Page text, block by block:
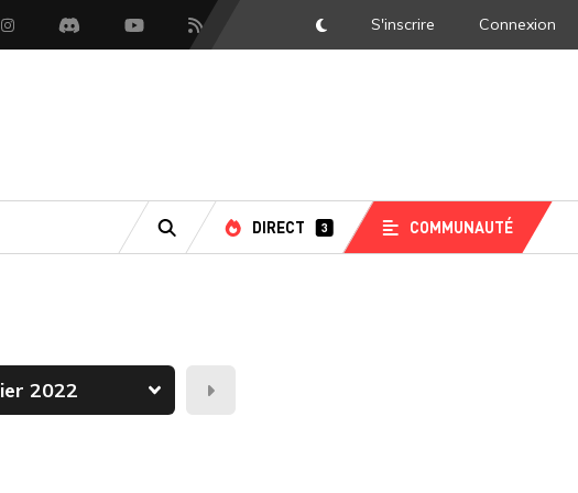
InstagramDiscord YoutubeFlux RSS DarkMode
S'inscrire Connexion
RECHERCHE
DIRECT 3 COMMUNAUTÉ
Demain